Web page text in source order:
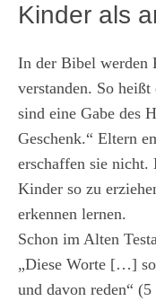
Kinder als
In der Bibel werden
verstanden. So
sind eine Gabe des
Geschenk.“ Eltern
erschaffen sie nicht.
Kinder so zu
erkennen lernen.
Schon im Alten
„Diese Worte […]
und davon reden“